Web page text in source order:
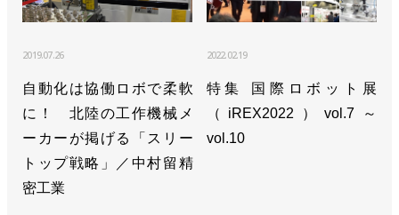
2019.07.26
自動化は協働ロボで柔軟
に！ 北陸の工作機械メ
ーカーが掲げる「スリー
トップ戦略」／中村留精
密工業
2022.02.19
特集 国際ロボット展
（iREX2022）vol.7～
vol.10